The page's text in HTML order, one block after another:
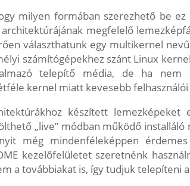
milyen formában szerezhető be
megfelelő
választhatunk egy multikernel
számítógépekhez szánt Linux
telepítő média, de ha nem
kernel miatt kevesebb
készített lemezképeket
„live” módban működő
még mindenféleképpen
kezelőfelületet szeretnénk
a továbbiakat is, így tudjuk telepíteni